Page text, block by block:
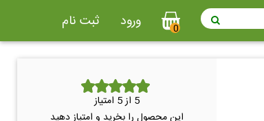
ثبت نام ورود 0
5 از 5 امتیاز
این محصول را بخرید و امتیاز دهید